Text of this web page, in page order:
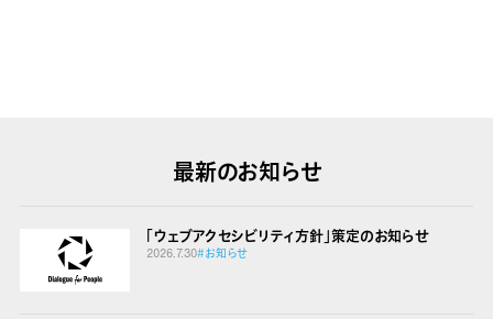
最新のお知らせ
「ウェブアクセシビリティ方針」策定のお知らせ
2026.7.30#お知らせ